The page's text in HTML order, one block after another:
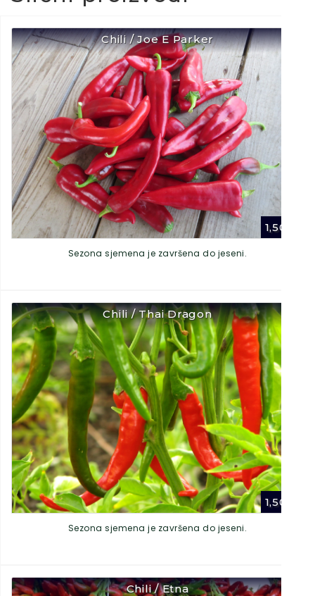
Chili / Joe E Parker
1,50
Sezona sjemena je završena do jeseni.
Chili / Thai Dragon
1,50
Sezona sjemena je završena do jeseni.
Chili / Etna